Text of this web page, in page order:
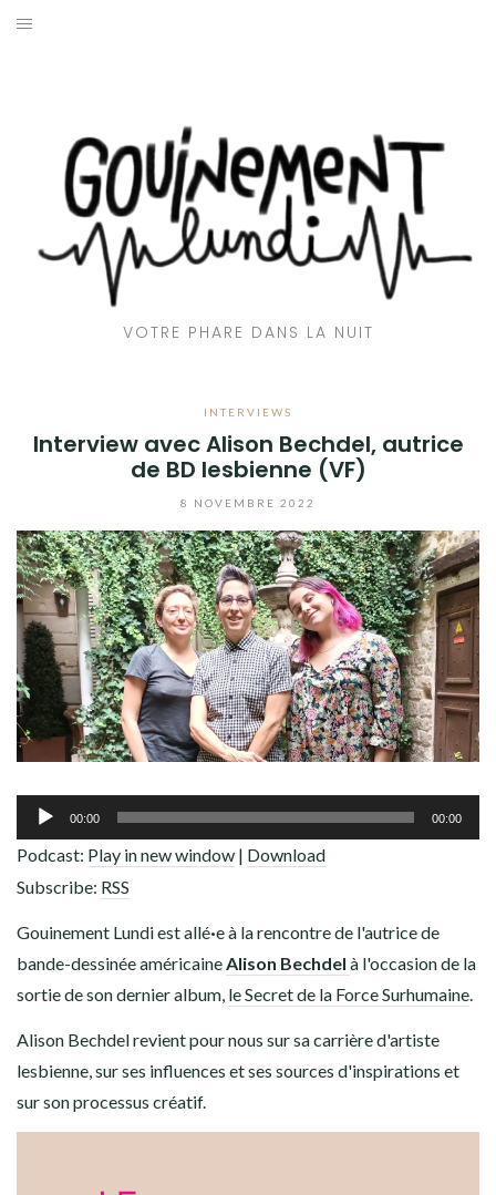
Aller
VOTRE PHARE DANS LA NUIT
INTERVIEWS
Interview avec Alison Bechdel, autrice
de BD lesbienne (VF)
8 NOVEMBRE 2022
Lecteur
audio
00:00 00:00
Podcast: Play in new window | Download
Subscribe: RSS
Gouinement Lundi est allé·e à la rencontre de l'autrice de
bande-dessinée américaineAlison Bechdel à l'occasion de la
sortie de son dernier album, le Secret de la Force Surhumaine.
Alison Bechdel revient pour nous sur sa carrière d'artiste
lesbienne, sur ses influences et ses sources d'inspirations et
sur son processus créatif.
🎶CLUB GOUINE
👅 AVEC LA LANGUE
🌇 REPORTAGES
💬 INTERVIEWS
❤️‍🔥 QUI SOMMES-NOUS ?